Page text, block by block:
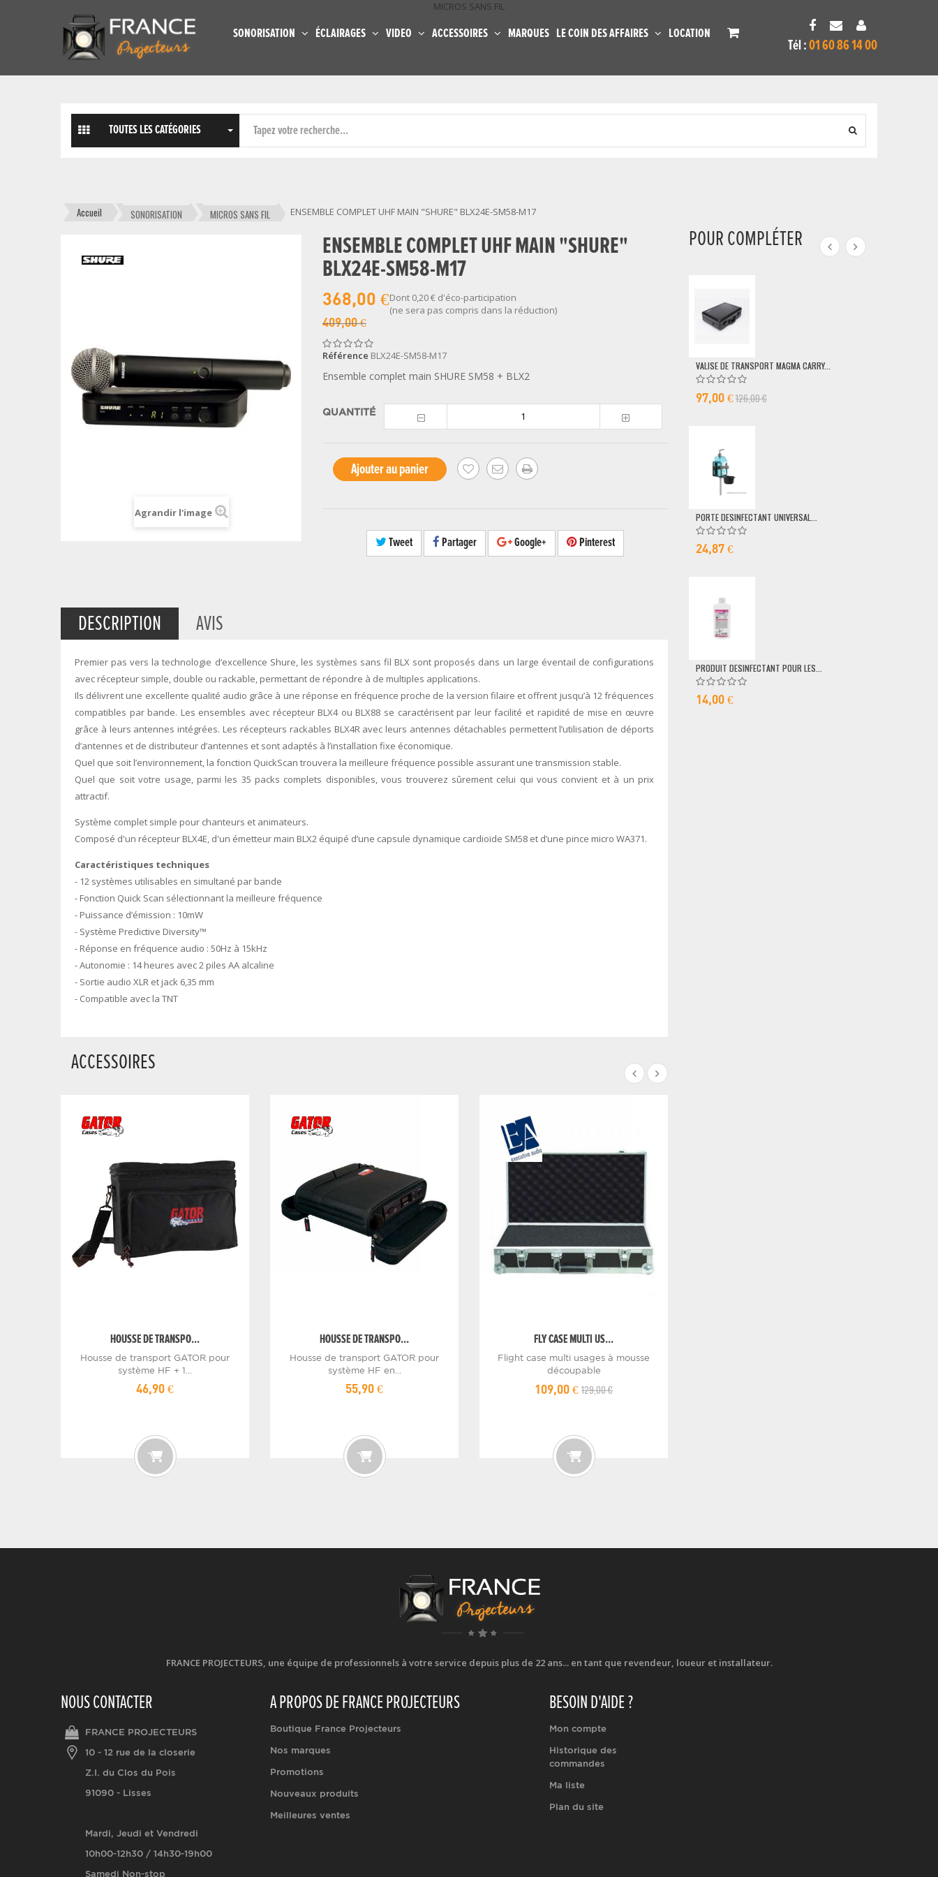
SONORISATION ÉCLAIRAGES VIDEO ACCESSOIRES MARQUES LE COIN DES AFFAIRES LOCATION
Tél : 01 60 86 14 00
MICROS SANS FIL
TOUTES LES CATÉGORIES
Accueil SONORISATION MICROS SANS FIL ENSEMBLE COMPLET UHF MAIN "SHURE" BLX24E-SM58-M17
Agrandir l'image
ENSEMBLE COMPLET UHF MAIN "SHURE"
BLX24E-SM58-M17
368,00 €
409,00 €
Dont 0,20 € d'éco-participation
(ne sera pas compris dans la réduction)
Référence BLX24E-SM58-M17
Ensemble complet main SHURE SM58 + BLX2
QUANTITÉ
Ajouter au panier
Tweet Partager Google+ Pinterest
DESCRIPTION AVIS
Premier pas vers la technologie d’excellence Shure, les systèmes sans fil BLX sont proposés dans un large éventail de configurations
avec récepteur simple, double ou rackable, permettant de répondre à de multiples applications.
Ils délivrent une excellente qualité audio grâce à une réponse en fréquence proche de la version filaire et offrent jusqu’à 12 fréquences
compatibles par bande. Les ensembles avec récepteur BLX4 ou BLX88 se caractérisent par leur facilité et rapidité de mise en œuvre
grâce à leurs antennes intégrées. Les récepteurs rackables BLX4R avec leurs antennes détachables permettent l’utilisation de déports
d’antennes et de distributeur d’antennes et sont adaptés à l’installation fixe économique.
Quel que soit l’environnement, la fonction QuickScan trouvera la meilleure fréquence possible assurant une transmission stable.
Quel que soit votre usage, parmi les 35 packs complets disponibles, vous trouverez sûrement celui qui vous convient et à un prix
attractif.
Système complet simple pour chanteurs et animateurs.
Composé d'un récepteur BLX4E, d'un émetteur main BLX2 équipé d’une capsule dynamique cardioïde SM58 et d’une pince micro WA371.
Caractéristiques techniques
- 12 systèmes utilisables en simultané par bande
- Fonction Quick Scan sélectionnant la meilleure fréquence
- Puissance d’émission : 10mW
- Système Predictive Diversity™
- Réponse en fréquence audio : 50Hz à 15kHz
- Autonomie : 14 heures avec 2 piles AA alcaline
- Sortie audio XLR et jack 6,35 mm
- Compatible avec la TNT
ACCESSOIRES
HOUSSE DE TRANSPO...
Housse de transport GATOR pour
système HF + 1...
46,90 €
HOUSSE DE TRANSPO...
Housse de transport GATOR pour
système HF en...
55,90 €
FLY CASE MULTI US...
Flight case multi usages à mousse
découpable
109,00 € 129,00 €
POUR COMPLÉTER
VALISE DE TRANSPORT MAGMA CARRY...
97,00 €126,00 €
PORTE DESINFECTANT UNIVERSAL...
24,87 €
PRODUIT DESINFECTANT POUR LES...
14,00 €
FRANCE PROJECTEURS, une équipe de professionnels à votre service depuis plus de 22 ans... en tant que revendeur, loueur et installateur.
NOUS CONTACTER
FRANCE PROJECTEURS
10 - 12 rue de la closerie
Z.I. du Clos du Pois
91090 - Lisses
Mardi, Jeudi et Vendredi
10h00-12h30 / 14h30-19h00
Samedi Non-stop
A PROPOS DE FRANCE PROJECTEURS
Boutique France Projecteurs
Nos marques
Promotions
Nouveaux produits
Meilleures ventes
BESOIN D'AIDE ?
Mon compte
Historique des
commandes
Ma liste
Plan du site